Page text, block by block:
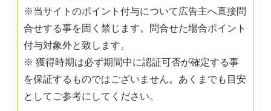
※当サイトのポイント付与について広告主へ直接問
合せする事を固く禁じます。問合せた場合ポイント
付与対象外と致します。
※ 獲得時期は必ず期間中に認証可否が確定する事
を保証するものではございません。あくまでも目安
としてご参考にしてください。